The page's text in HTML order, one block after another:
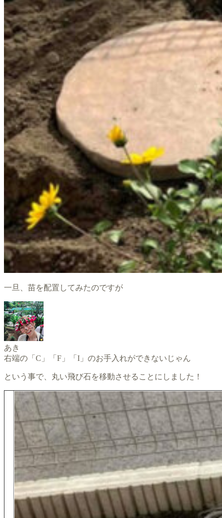
一旦、苗を配置してみたのですが
あき
右端の「C」「F」「I」のお手入れができないじゃん
という事で、丸い飛び石を移動させることにしました！